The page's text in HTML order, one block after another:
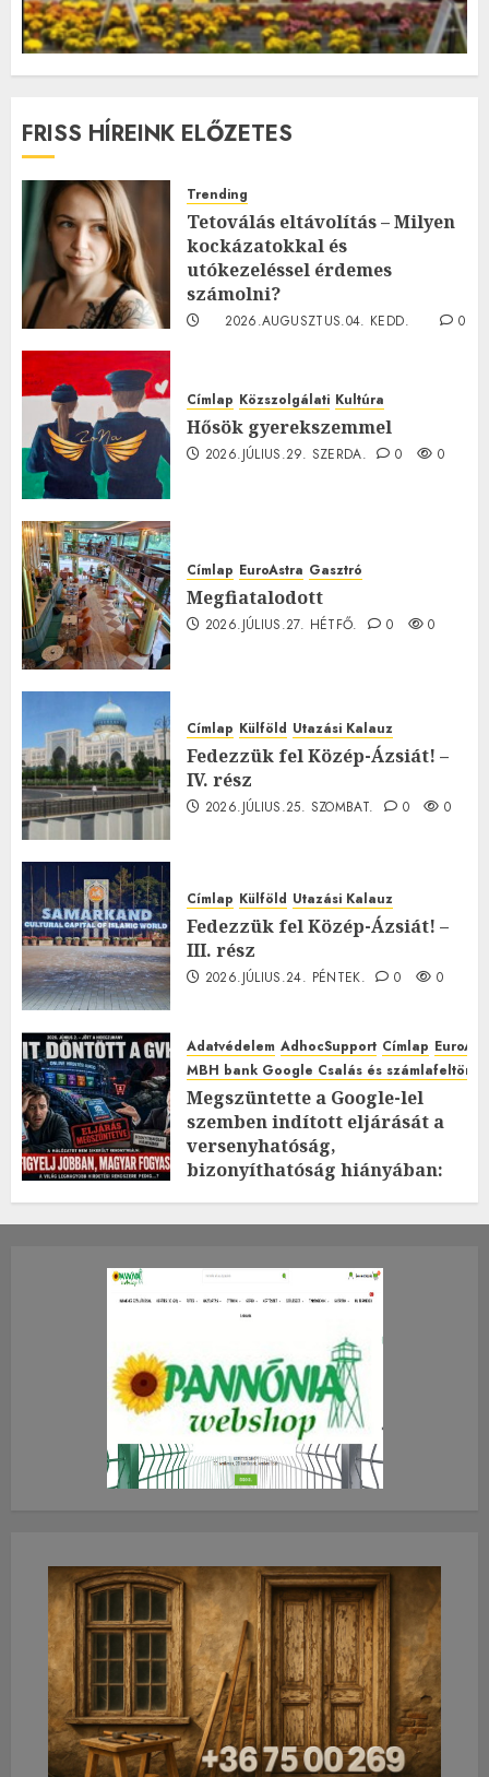
FRISS HÍREINK ELŐZETES
Trending
Tetoválás eltávolítás – Milyen
kockázatokkal és
utókezeléssel érdemes
számolni?
2026.AUGUSZTUS.04. KEDD.
0
Címlap Közszolgálati Kultúra
Hősök gyerekszemmel
2026.JÚLIUS.29. SZERDA. 0 0
Címlap EuroAstra Gasztró
Megfiatalodott
2026.JÚLIUS.27. HÉTFŐ. 0 0
Címlap Külföld Utazási Kalauz
Fedezzük fel Közép-Ázsiát! –
IV. rész
2026.JÚLIUS.25. SZOMBAT. 0 0
Címlap Külföld Utazási Kalauz
Fedezzük fel Közép-Ázsiát! –
III. rész
2026.JÚLIUS.24. PÉNTEK. 0 0
Adatvédelem AdhocSupport Címlap
MBH bank Google Csalás és
Megszüntette a Google-lel
szemben indított eljárását a
versenyhatóság,
bizonyíthatóság hiányában:
2026.JÚLIUS.23. CSÜTÖRTÖK.
0